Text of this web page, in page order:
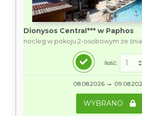
Dionysos Central*** w Paphos
nocleg w pokoju 2-osobowym ze
Ilość:
08.08.2026 →
WYBRANO